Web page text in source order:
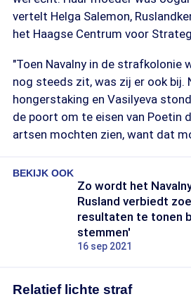
vertelt Helga Salemon,
het Haagse Centrum voor
"Toen Navalny in de strafkolonie
nog steeds zit, was zij er ook bij.
hongerstaking en Vasilyeva
de poort om te eisen van Poetin
artsen mochten zien, want dat
BEKIJK OOK
Zo wordt het
Rusland verbiedt
resultaten te tonen
stemmen'
16 sep 2021
Relatief lichte straf